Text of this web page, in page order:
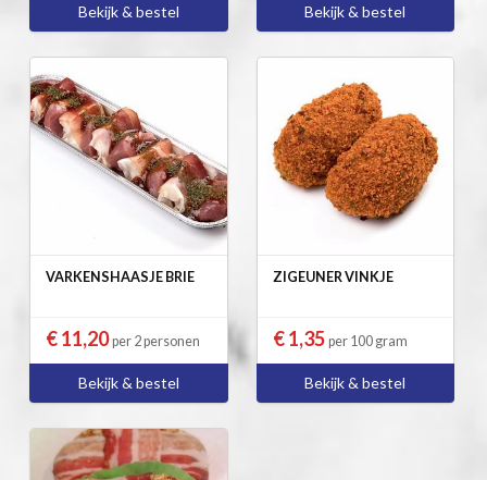
Bekijk & bestel Bekijk & bestel
VARKENSHAASJE BRIE
€ 11,20per 2 personen
Bekijk & bestel
ZIGEUNER VINKJE
€ 1,35 per 100 gram
Bekijk & bestel